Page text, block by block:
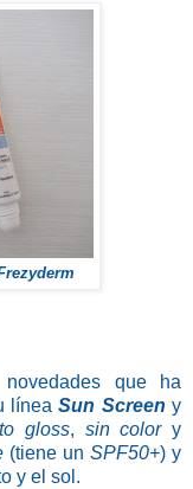
que ha
líneaSun Screeny
gloss, sin colory
(tiene un SPF50+) y
y el sol.